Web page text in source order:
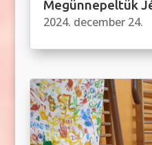
Megünnepeltük
2024. december 24.